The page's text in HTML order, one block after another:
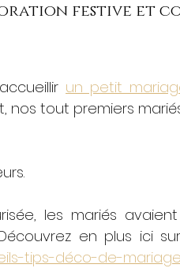
festive et
un petit
nos tout premiers
les mariés
tips-déco-de-